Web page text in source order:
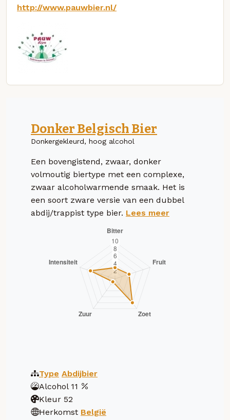
http://www.pauwbier.nl/
Donker Belgisch Bier
Donkergekleurd, hoog alcohol
Een bovengistend, zwaar, donker
volmoutig biertype met een complexe,
zwaar alcoholwarmende smaak. Het is
een soort zware versie van een dubbel
abdij/trappist type bier. Lees meer
Type Abdijbier
Alcohol 11
Kleur 52
Herkomst België